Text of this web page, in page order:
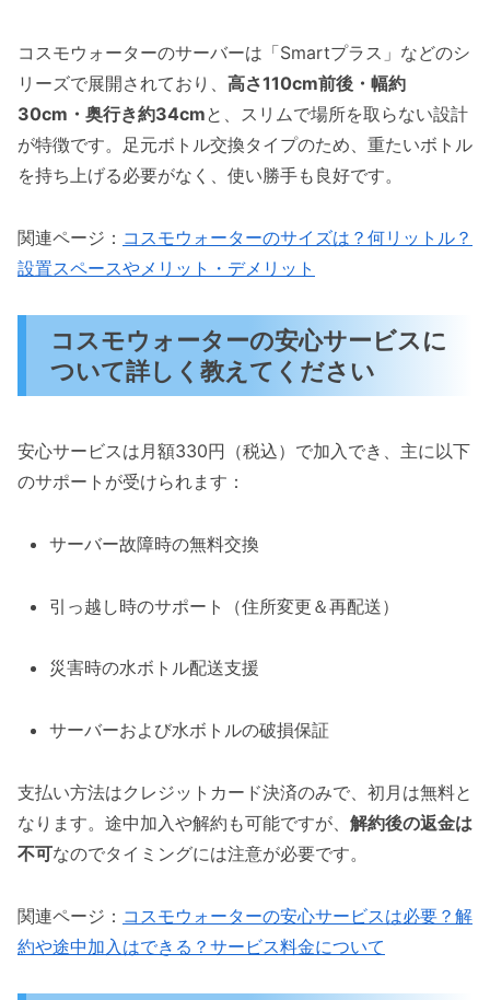
コスモウォーターのサーバーは「Smartプラス」などのシ
リーズで展開されており、 高さ110cm前後・幅約
30cm・奥行き約34cmと、スリムで場所を取らない設計
が特徴です。足元ボトル交換タイプのため、重たいボトル
を持ち上げる必要がなく、使い勝手も良好です。
関連ページ： コスモウォーターのサイズは？何リットル？
設置スペースやメリット・デメリット
コスモウォーターの安心サービスに
ついて詳しく教えてください
安心サービスは月額330円（税込）で加入でき、主に以下
のサポートが受けられます：
サーバー故障時の無料交換
引っ越し時のサポート（住所変更＆再配送）
災害時の水ボトル配送支援
サーバーおよび水ボトルの破損保証
支払い方法はクレジットカード決済のみで、初月は無料と
なります。途中加入や解約も可能ですが、 解約後の返金は
不可なのでタイミングには注意が必要です。
関連ページ： コスモウォーターの安心サービスは必要？解
約や途中加入はできる？サービス料金について